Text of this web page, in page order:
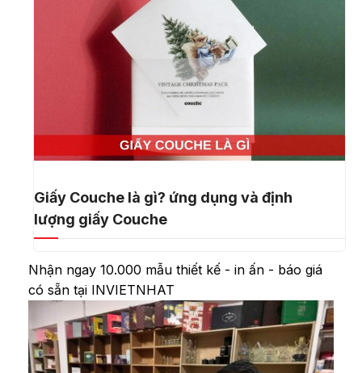
Giấy Couche là gì? ứng dụng và định
lượng giấy Couche
Nhận ngay 10.000 mẫu thiết kế - in ấn - báo giá
có sẵn tại INVIETNHAT